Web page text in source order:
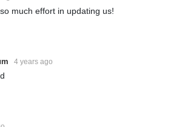
much effort in updating us!
4 years ago